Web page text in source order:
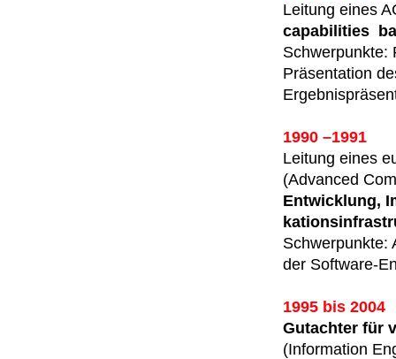
Leitung eines
capabilities
Schwerpunkte:
Präsentation
1990 –1991
Leitung eines
(Advanced
Entwicklung,
Schwer­punkte:
der Software-
1995 bis 2004
Gutachter für
(Information